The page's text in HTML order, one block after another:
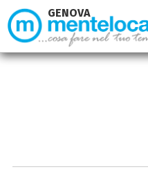
GENOVA